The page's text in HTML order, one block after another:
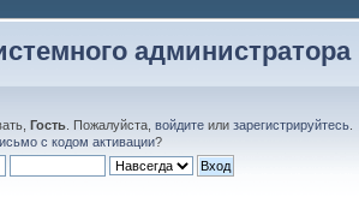
администратора
Гость . Пожалуйста, войдите или зарегистрируйтесь
с кодом активации?